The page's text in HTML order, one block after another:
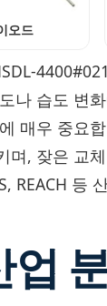
오드
나 습도 변
매우 중요
며, 잦은 교
REACH 등
업